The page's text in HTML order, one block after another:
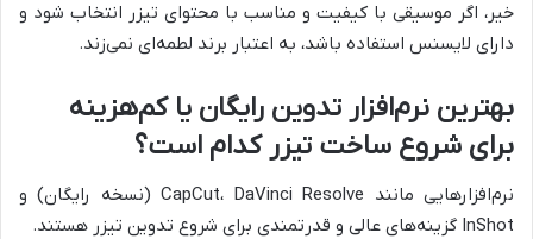
خیر، اگر موسیقی با کیفیت و مناسب با محتوای تیزر انتخاب شود و
دارای لایسنس استفاده باشد، به اعتبار برند لطمه‌ای نمی‌زند.
بهترین نرم‌افزار تدوین رایگان یا کم‌هزینه
برای شروع ساخت تیزر کدام است؟
نرم‌افزارهایی مانند CapCut، DaVinci Resolve (نسخه رایگان) و
InShot گزینه‌های عالی و قدرتمندی برای شروع تدوین تیزر هستند.